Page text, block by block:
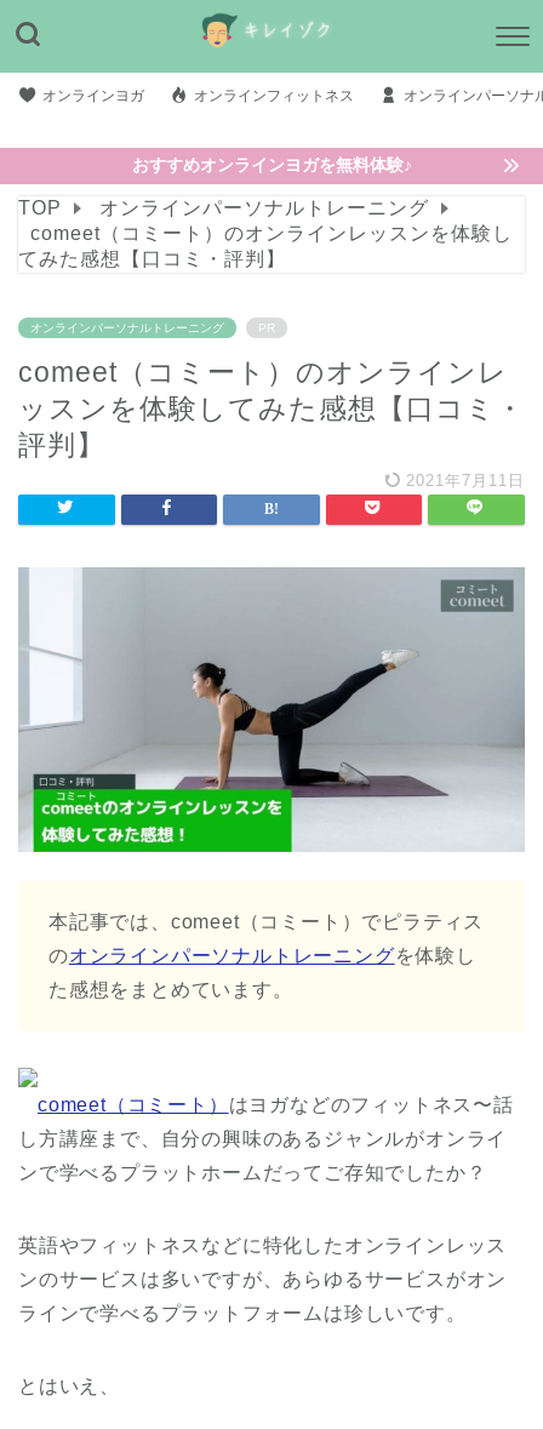
オンラインヨガ オンラインフィットネス オンラインパーソナ
おすすめオンラインヨガを無料体験♪
TOP
オンラインパーソナルトレーニング
comeet（コミート）のオンラインレッスンを体験し
てみた感想【口コミ・評判】
オンラインパーソナルトレーニング PR
comeet（コミート）のオンラインレ
ッスンを体験してみた感想【口コミ・
評判】
2021年7月11日
本記事では、comeet（コミート）でピラティス
のオンラインパーソナルトレーニングを体験し
た感想をまとめています。
comeet（コミート） はヨガなどのフィットネス〜話
し方講座まで、自分の興味のあるジャンルがオンライ
ンで学べるプラットホームだってご存知でしたか？
英語やフィットネスなどに特化したオンラインレッス
ンのサービスは多いですが、あらゆるサービスがオン
ラインで学べるプラットフォームは珍しいです。
とはいえ、